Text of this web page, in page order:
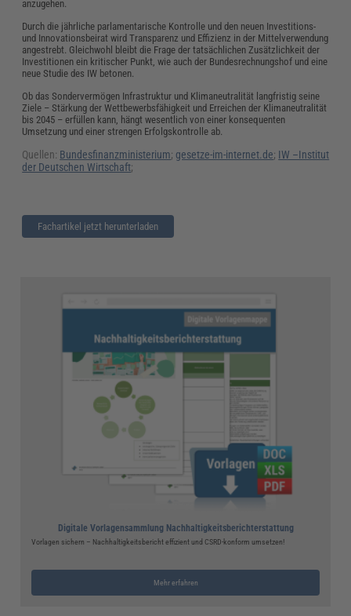
anzugehen.
Durch die jährliche parlamentarische Kontrolle und den neuen Investitions-
und Innovationsbeirat wird Transparenz und Effizienz in der Mittelverwendung
angestrebt. Gleichwohl bleibt die Frage der tatsächlichen Zusätzlichkeit der
Investitionen ein kritischer Punkt, wie auch der Bundesrechnungshof und eine
neue Studie des IW betonen.
Ob das Sondervermögen Infrastruktur und Klimaneutralität langfristig seine
Ziele – Stärkung der Wettbewerbsfähigkeit und Erreichen der Klimaneutralität
bis 2045 – erfüllen kann, hängt wesentlich von einer konsequenten
Umsetzung und einer strengen Erfolgskontrolle ab.
Quellen: Bundesfinanzministerium; gesetze-im-internet.de; IW –Institut
der Deutschen Wirtschaft;
Fachartikel jetzt herunterladen
Digitale Vorlagensammlung Nachhaltigkeitsberichterstattung
Vorlagen sichern – Nachhaltigkeitsbericht effizient und CSRD-konform umsetzen!
Mehr erfahren